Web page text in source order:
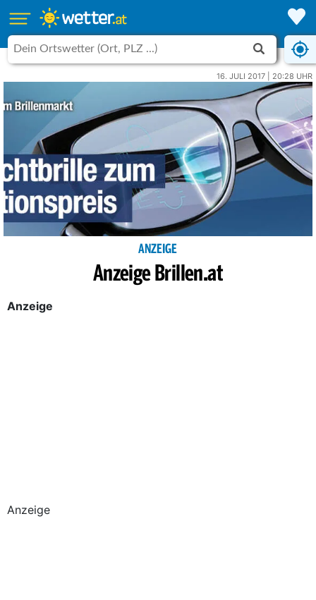
16. JULI 2017 | 20:28 UHR
ANZEIGE
Anzeige Brillen.at
Anzeige
Anzeige